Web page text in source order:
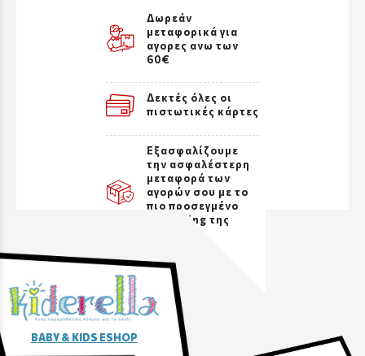
Δωρεάν
μεταφορικά για
αγορες ανω των
60€
Δεκτές όλες οι
πιστωτικές κάρτες
Εξασφαλίζουμε
την ασφαλέστερη
μεταφορά των
αγορών σου με το
πιο προσεγμένο
packaging της
BABY & KIDS ESHOP